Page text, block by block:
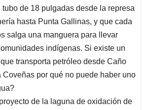
tubo de 18 pulgadas desde la represa
hasta Punta Gallinas, y que cada
salga una manguera para llevar
indígenas. Si existe un
transporta petróleo desde Caño
Coveñas por qué no puede haber uno
de la laguna de oxidación de